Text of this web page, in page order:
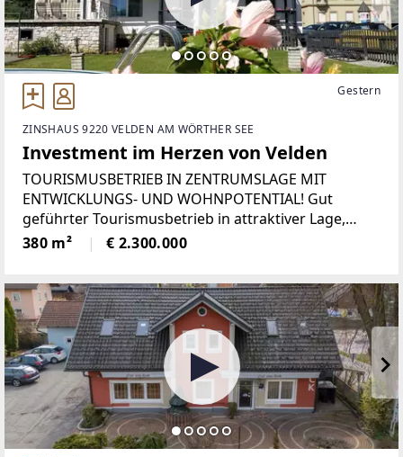
Gestern
ZINSHAUS 9220 VELDEN AM WÖRTHER SEE
Investment im Herzen von Velden
TOURISMUSBETRIEB IN ZENTRUMSLAGE MIT
ENTWICKLUNGS- UND WOHNPOTENTIAL! Gut
geführter Tourismusbetrieb in attraktiver Lage,
eingebettet in eine lebendige Region mit stabilem
Wohn- und Gewerbemarkt.Die Region zeichnet sich
380 m² € 2.300.000